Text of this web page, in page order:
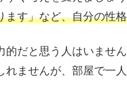
ます」など、自分の性
だと思う人はいません
れませんが、部屋で一